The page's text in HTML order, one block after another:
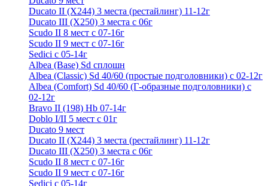
Ducato II (Х244) 3 места (рестайлинг) 11-12г
Ducato III (Х250) 3 места с 06г
Scudo II 8 мест с 07-16г
Scudo II 9 мест с 07-16г
Sedici c 05-14г
Albea (Base) Sd сплошн
Albea (Classic) Sd 40/60 (простые подголовники) с 02-12г
Albea (Comfort) Sd 40/60 (Г-образные подголовники) с
02-12г
Bravo II (198) Hb 07-14г
Doblo I/II 5 мест с 01г
Ducato 9 мест
Ducato II (Х244) 3 места (рестайлинг) 11-12г
Ducato III (Х250) 3 места с 06г
Scudo II 8 мест с 07-16г
Scudo II 9 мест с 07-16г
Sedici c 05-14г